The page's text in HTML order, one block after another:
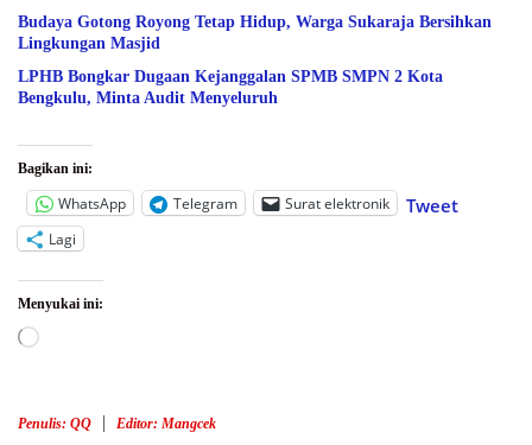
Budaya Gotong Royong Tetap Hidup, Warga Sukaraja Bersihkan
Lingkungan Masjid
LPHB Bongkar Dugaan Kejanggalan SPMB SMPN 2 Kota
Bengkulu, Minta Audit Menyeluruh
Bagikan ini:
WhatsApp Telegram Surat elektronik Tweet
Lagi
Menyukai ini:
Memuat...
Penulis: QQ Editor: Mangcek